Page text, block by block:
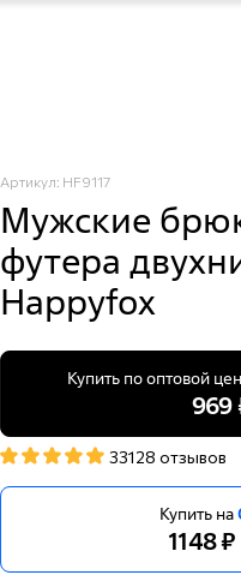
Артикул: HF9117
Мужские
футера
Happyfox
Купить по оптовой
969
33128 отзывов
Купить на
1148 ₽